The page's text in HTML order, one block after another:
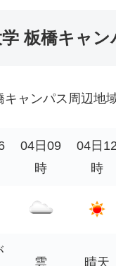
板橋キャ
ャンパス周辺地
04日09
時
04日12
時
雲 晴天